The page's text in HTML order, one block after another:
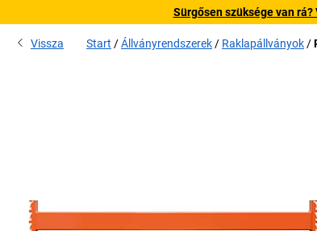
Sürgősen szüksége van
Vissza Start Állványrendszerek Raklapállványok